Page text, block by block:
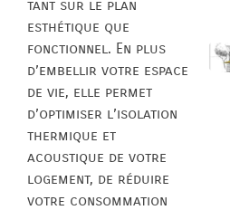
tant sur le plan
esthétique que
fonctionnel. En plus
d’embellir votre espace
de vie, elle permet
d’optimiser l’isolation
thermique et
acoustique de votre
logement, de réduire
votre consommation